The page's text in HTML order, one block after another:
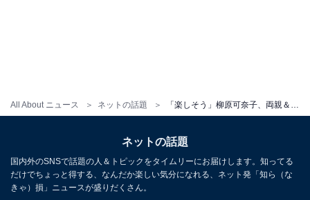
All About ニュース ネットの話題
ネットの話題
国内外のSNSで話題の人＆トピックをタイムリーにお届けします。知ってる
だけでちょっと得する、なんだか楽しい気分になれる、ネット発「知ら（な
きゃ）損」ニュースが盛りだくさん。